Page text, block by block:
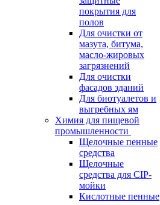
покрытия для
полов
Для очистки от
мазута, битума,
масло-жировых
загрязнений
Для очистки
фасадов зданий
Для биотуалетов и
выгребных ям
Химия для пищевой
промышленности
Щелочные пенные
средства
Щелочные
средства для CIP-
мойки
Кислотные пенные